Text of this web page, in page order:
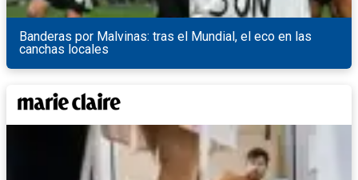
Banderas por Malvinas: tras el Mundial, el eco en las
canchas locales